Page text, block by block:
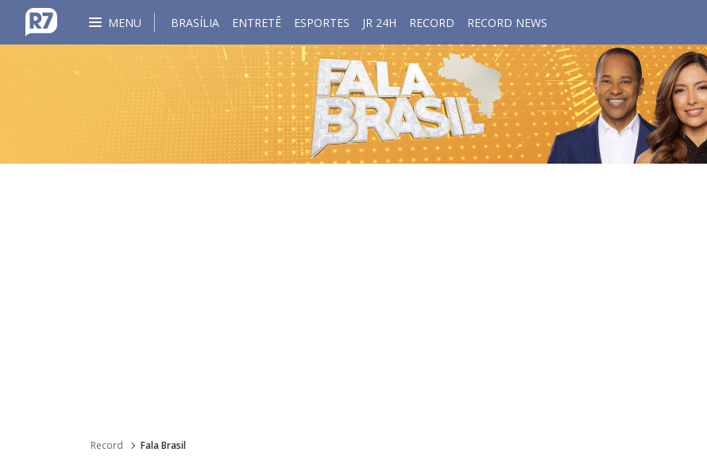
MENU BRASÍLIA ENTRETÊ ESPORTES JR 24H RECORD RECORD NEWS
Record Fala Brasil